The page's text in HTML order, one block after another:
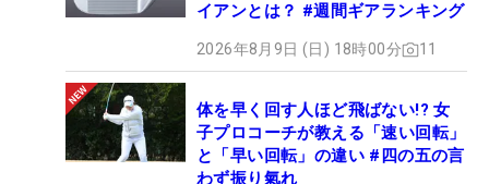
イアンとは？ #週間ギアランキング
2026年8月9日 (日) 18時00分 11
体を早く回す人ほど飛ばない!? 女
子プロコーチが教える「速い回転」
と「早い回転」の違い #四の五の言
わず振り氣れ